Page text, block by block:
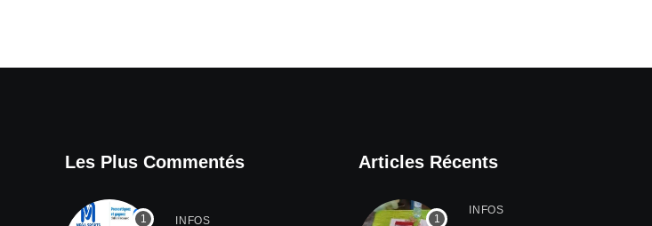
Les Plus Commentés
INFOS
Articles Récents
INFOS